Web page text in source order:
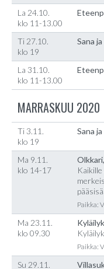
La 24.10.
klo 11-13.00
Ti 27.10.
klo 19
Sana
La 31.10.
klo 11-13.00
MARRASKUU 2020
Ti 3.11.
klo 19
Sana
Ma 9.11.
klo 14-17
Paikka:
Ma 23.11.
klo 09.30
Paikka:
Su 29.11.